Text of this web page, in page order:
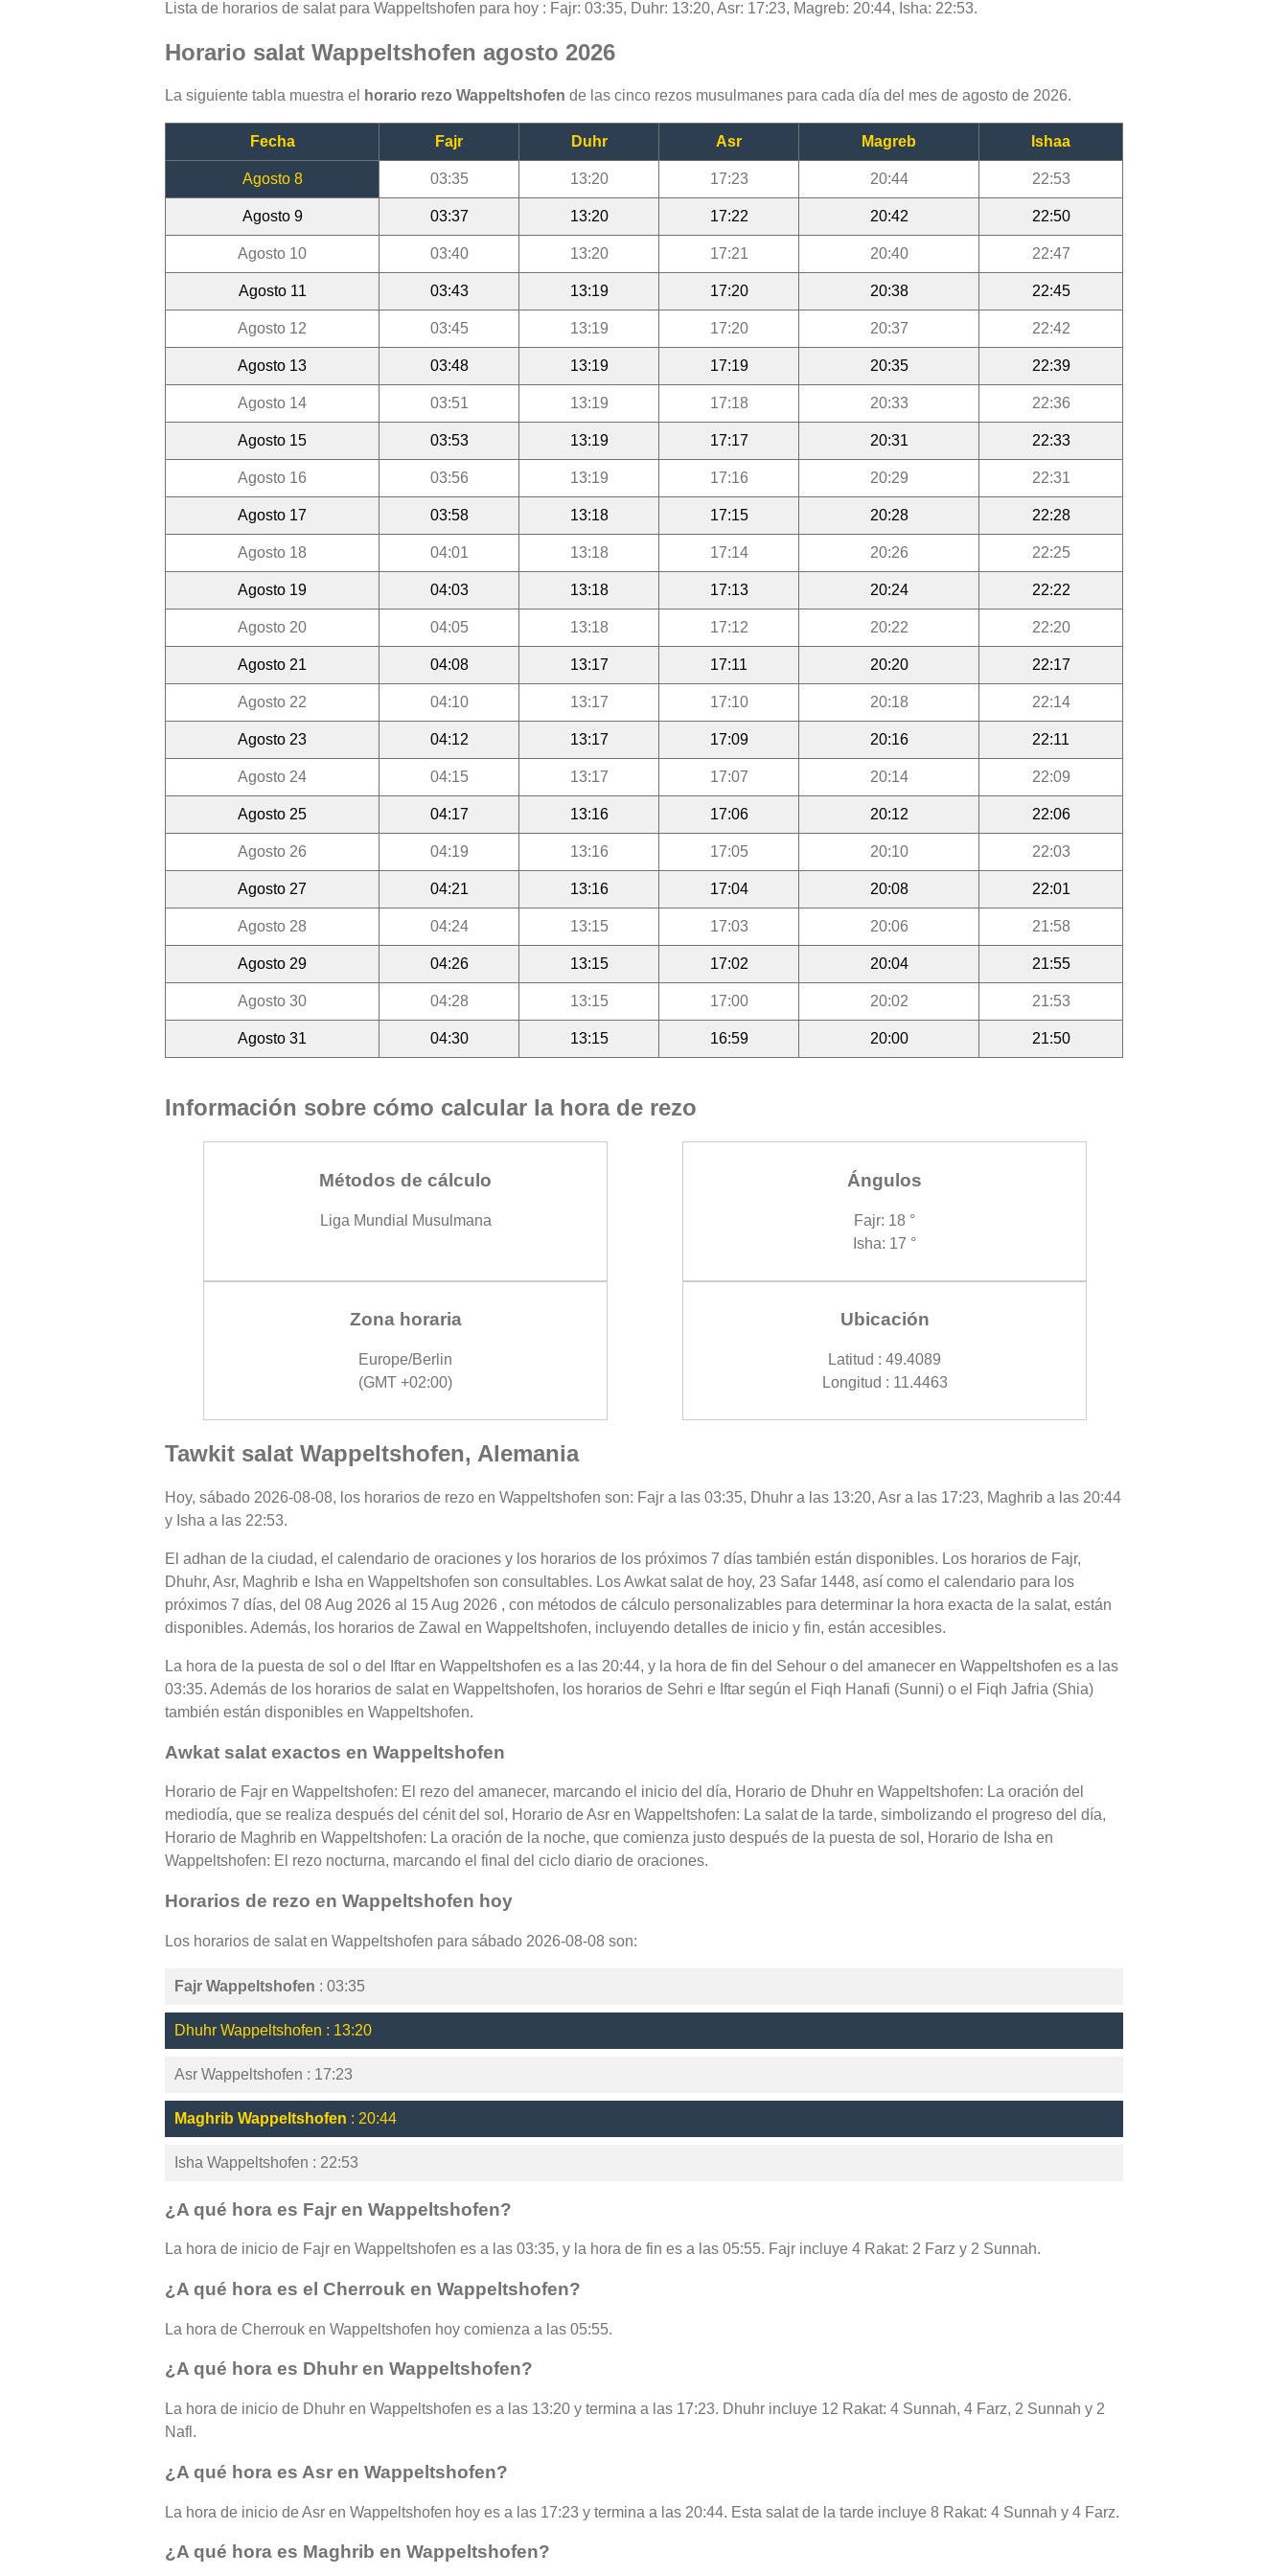
Lista de horarios de salat para Wappeltshofen para hoy : Fajr: 03:35, Duhr: 13:20, Asr: 17:23, Magreb: 20:44, Isha: 22:53.
Horario salat Wappeltshofen agosto 2026
La siguiente tabla muestra el horario rezo Wappeltshofen de las cinco rezos musulmanes para cada día del mes de agosto de 2026.
Fecha Fajr Duhr Asr Magreb Ishaa
Agosto 8 03:35 13:20 17:23 20:44 22:53
Agosto 9 03:37 13:20 17:22 20:42 22:50
Agosto 10 03:40 13:20 17:21 20:40 22:47
Agosto 11 03:43 13:19 17:20 20:38 22:45
Agosto 12 03:45 13:19 17:20 20:37 22:42
Agosto 13 03:48 13:19 17:19 20:35 22:39
Agosto 14 03:51 13:19 17:18 20:33 22:36
Agosto 15 03:53 13:19 17:17 20:31 22:33
Agosto 16 03:56 13:19 17:16 20:29 22:31
Agosto 17 03:58 13:18 17:15 20:28 22:28
Agosto 18 04:01 13:18 17:14 20:26 22:25
Agosto 19 04:03 13:18 17:13 20:24 22:22
Agosto 20 04:05 13:18 17:12 20:22 22:20
Agosto 21 04:08 13:17 17:11 20:20 22:17
Agosto 22 04:10 13:17 17:10 20:18 22:14
Agosto 23 04:12 13:17 17:09 20:16 22:11
Agosto 24 04:15 13:17 17:07 20:14 22:09
Agosto 25 04:17 13:16 17:06 20:12 22:06
Agosto 26 04:19 13:16 17:05 20:10 22:03
Agosto 27 04:21 13:16 17:04 20:08 22:01
Agosto 28 04:24 13:15 17:03 20:06 21:58
Agosto 29 04:26 13:15 17:02 20:04 21:55
Agosto 30 04:28 13:15 17:00 20:02 21:53
Agosto 31 04:30 13:15 16:59 20:00 21:50
Información sobre cómo calcular la hora de rezo
Métodos de cálculo
Liga Mundial Musulmana
Ángulos
Fajr: 18 °
Isha: 17 °
Zona horaria
Europe/Berlin
(GMT +02:00)
Ubicación
Latitud : 49.4089
Longitud : 11.4463
Tawkit salat Wappeltshofen, Alemania
Hoy, sábado 2026-08-08, los horarios de rezo en Wappeltshofen son: Fajr a las 03:35, Dhuhr a las 13:20, Asr a las 17:23, Maghrib a las 20:44
y Isha a las 22:53.
El adhan de la ciudad, el calendario de oraciones y los horarios de los próximos 7 días también están disponibles. Los horarios de Fajr,
Dhuhr, Asr, Maghrib e Isha en Wappeltshofen son consultables. Los Awkat salat de hoy, 23 Safar 1448, así como el calendario para los
próximos 7 días, del 08 Aug 2026 al 15 Aug 2026 , con métodos de cálculo personalizables para determinar la hora exacta de la salat, están
disponibles. Además, los horarios de Zawal en Wappeltshofen, incluyendo detalles de inicio y fin, están accesibles.
La hora de la puesta de sol o del Iftar en Wappeltshofen es a las 20:44, y la hora de fin del Sehour o del amanecer en Wappeltshofen es a las
03:35. Además de los horarios de salat en Wappeltshofen, los horarios de Sehri e Iftar según el Fiqh Hanafi (Sunni) o el Fiqh Jafria (Shia)
también están disponibles en Wappeltshofen.
Awkat salat exactos en Wappeltshofen
Horario de Fajr en Wappeltshofen: El rezo del amanecer, marcando el inicio del día, Horario de Dhuhr en Wappeltshofen: La oración del
mediodía, que se realiza después del cénit del sol, Horario de Asr en Wappeltshofen: La salat de la tarde, simbolizando el progreso del día,
Horario de Maghrib en Wappeltshofen: La oración de la noche, que comienza justo después de la puesta de sol, Horario de Isha en
Wappeltshofen: El rezo nocturna, marcando el final del ciclo diario de oraciones.
Horarios de rezo en Wappeltshofen hoy
Los horarios de salat en Wappeltshofen para sábado 2026-08-08 son:
Fajr Wappeltshofen : 03:35
Dhuhr Wappeltshofen : 13:20
Asr Wappeltshofen : 17:23
Maghrib Wappeltshofen : 20:44
Isha Wappeltshofen : 22:53
¿A qué hora es Fajr en Wappeltshofen?
La hora de inicio de Fajr en Wappeltshofen es a las 03:35, y la hora de fin es a las 05:55. Fajr incluye 4 Rakat: 2 Farz y 2 Sunnah.
¿A qué hora es el Cherrouk en Wappeltshofen?
La hora de Cherrouk en Wappeltshofen hoy comienza a las 05:55.
¿A qué hora es Dhuhr en Wappeltshofen?
La hora de inicio de Dhuhr en Wappeltshofen es a las 13:20 y termina a las 17:23. Dhuhr incluye 12 Rakat: 4 Sunnah, 4 Farz, 2 Sunnah y 2
Nafl.
¿A qué hora es Asr en Wappeltshofen?
La hora de inicio de Asr en Wappeltshofen hoy es a las 17:23 y termina a las 20:44. Esta salat de la tarde incluye 8 Rakat: 4 Sunnah y 4 Farz.
¿A qué hora es Maghrib en Wappeltshofen?